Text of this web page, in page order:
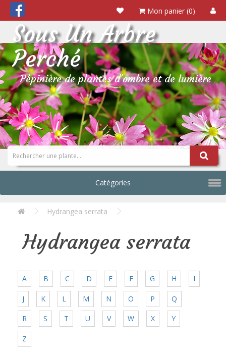
Mon panier (0)
Sous Un Arbre
Perché
Pépinière de plantes d'ombre et de lumière
Catégories
Hydrangea serrata
Hydrangea serrata
A B C D E F G H I
J K L M N O P Q
R S T U V W X Y
Z